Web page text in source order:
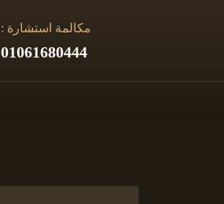
مكالمة استشارة :
01061680444